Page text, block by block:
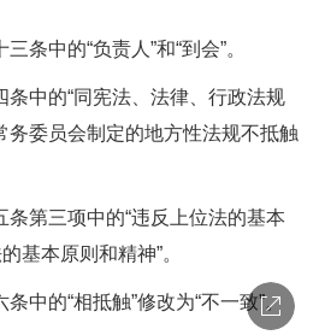
中的“负责人”和“到会”。
中的“同宪法、法律、行政法规
务委员会制定的地方性法规不抵触
第三项中的“违反上位法的基本
基本原则和精神”。
的“相抵触”修改为“不一致”。